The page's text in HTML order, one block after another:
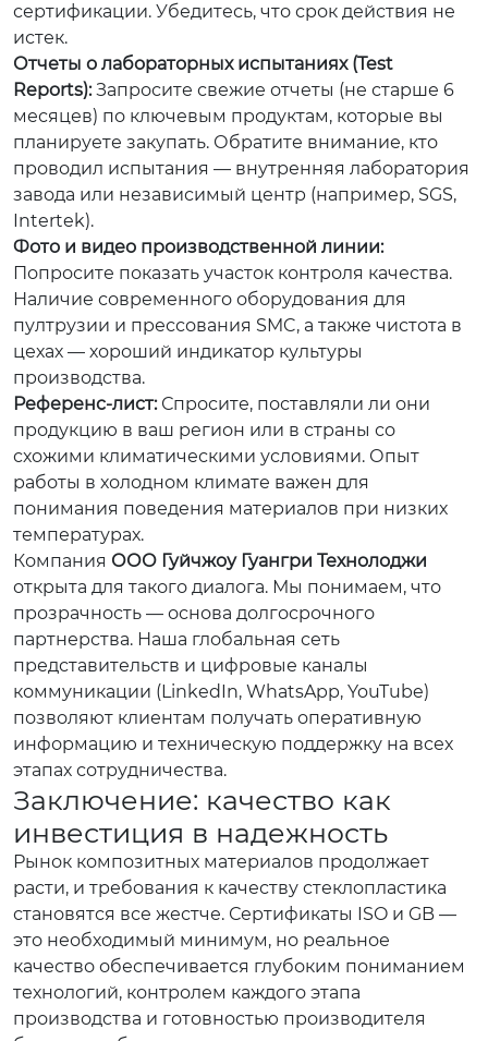
сертификации. Убедитесь, что срок действия не
истек.
Отчеты о лабораторных испытаниях (Test
Reports):Запросите свежие отчеты (не старше 6
месяцев) по ключевым продуктам, которые вы
планируете закупать. Обратите внимание, кто
проводил испытания — внутренняя лаборатория
завода или независимый центр (например, SGS,
Intertek).
Фото и видео производственной линии:
Попросите показать участок контроля качества.
Наличие современного оборудования для
пултрузии и прессования SMC, а также чистота в
цехах — хороший индикатор культуры
производства.
Референс-лист:Спросите, поставляли ли они
продукцию в ваш регион или в страны со
схожими климатическими условиями. Опыт
работы в холодном климате важен для
понимания поведения материалов при низких
температурах.
Компания ООО Гуйчжоу Гуангри Технолоджи
открыта для такого диалога. Мы понимаем, что
прозрачность — основа долгосрочного
партнерства. Наша глобальная сеть
представительств и цифровые каналы
коммуникации (LinkedIn, WhatsApp, YouTube)
позволяют клиентам получать оперативную
информацию и техническую поддержку на всех
этапах сотрудничества.
Заключение: качество как
инвестиция в надежность
Рынок композитных материалов продолжает
расти, и требования к качеству стеклопластика
становятся все жестче. Сертификаты ISO и GB —
это необходимый минимум, но реальное
качество обеспечивается глубоким пониманием
технологий, контролем каждого этапа
производства и готовностью производителя